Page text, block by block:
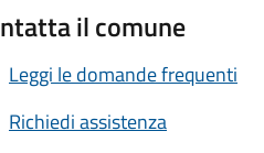
il comune
Leggi le domande frequenti
Richiedi assistenza